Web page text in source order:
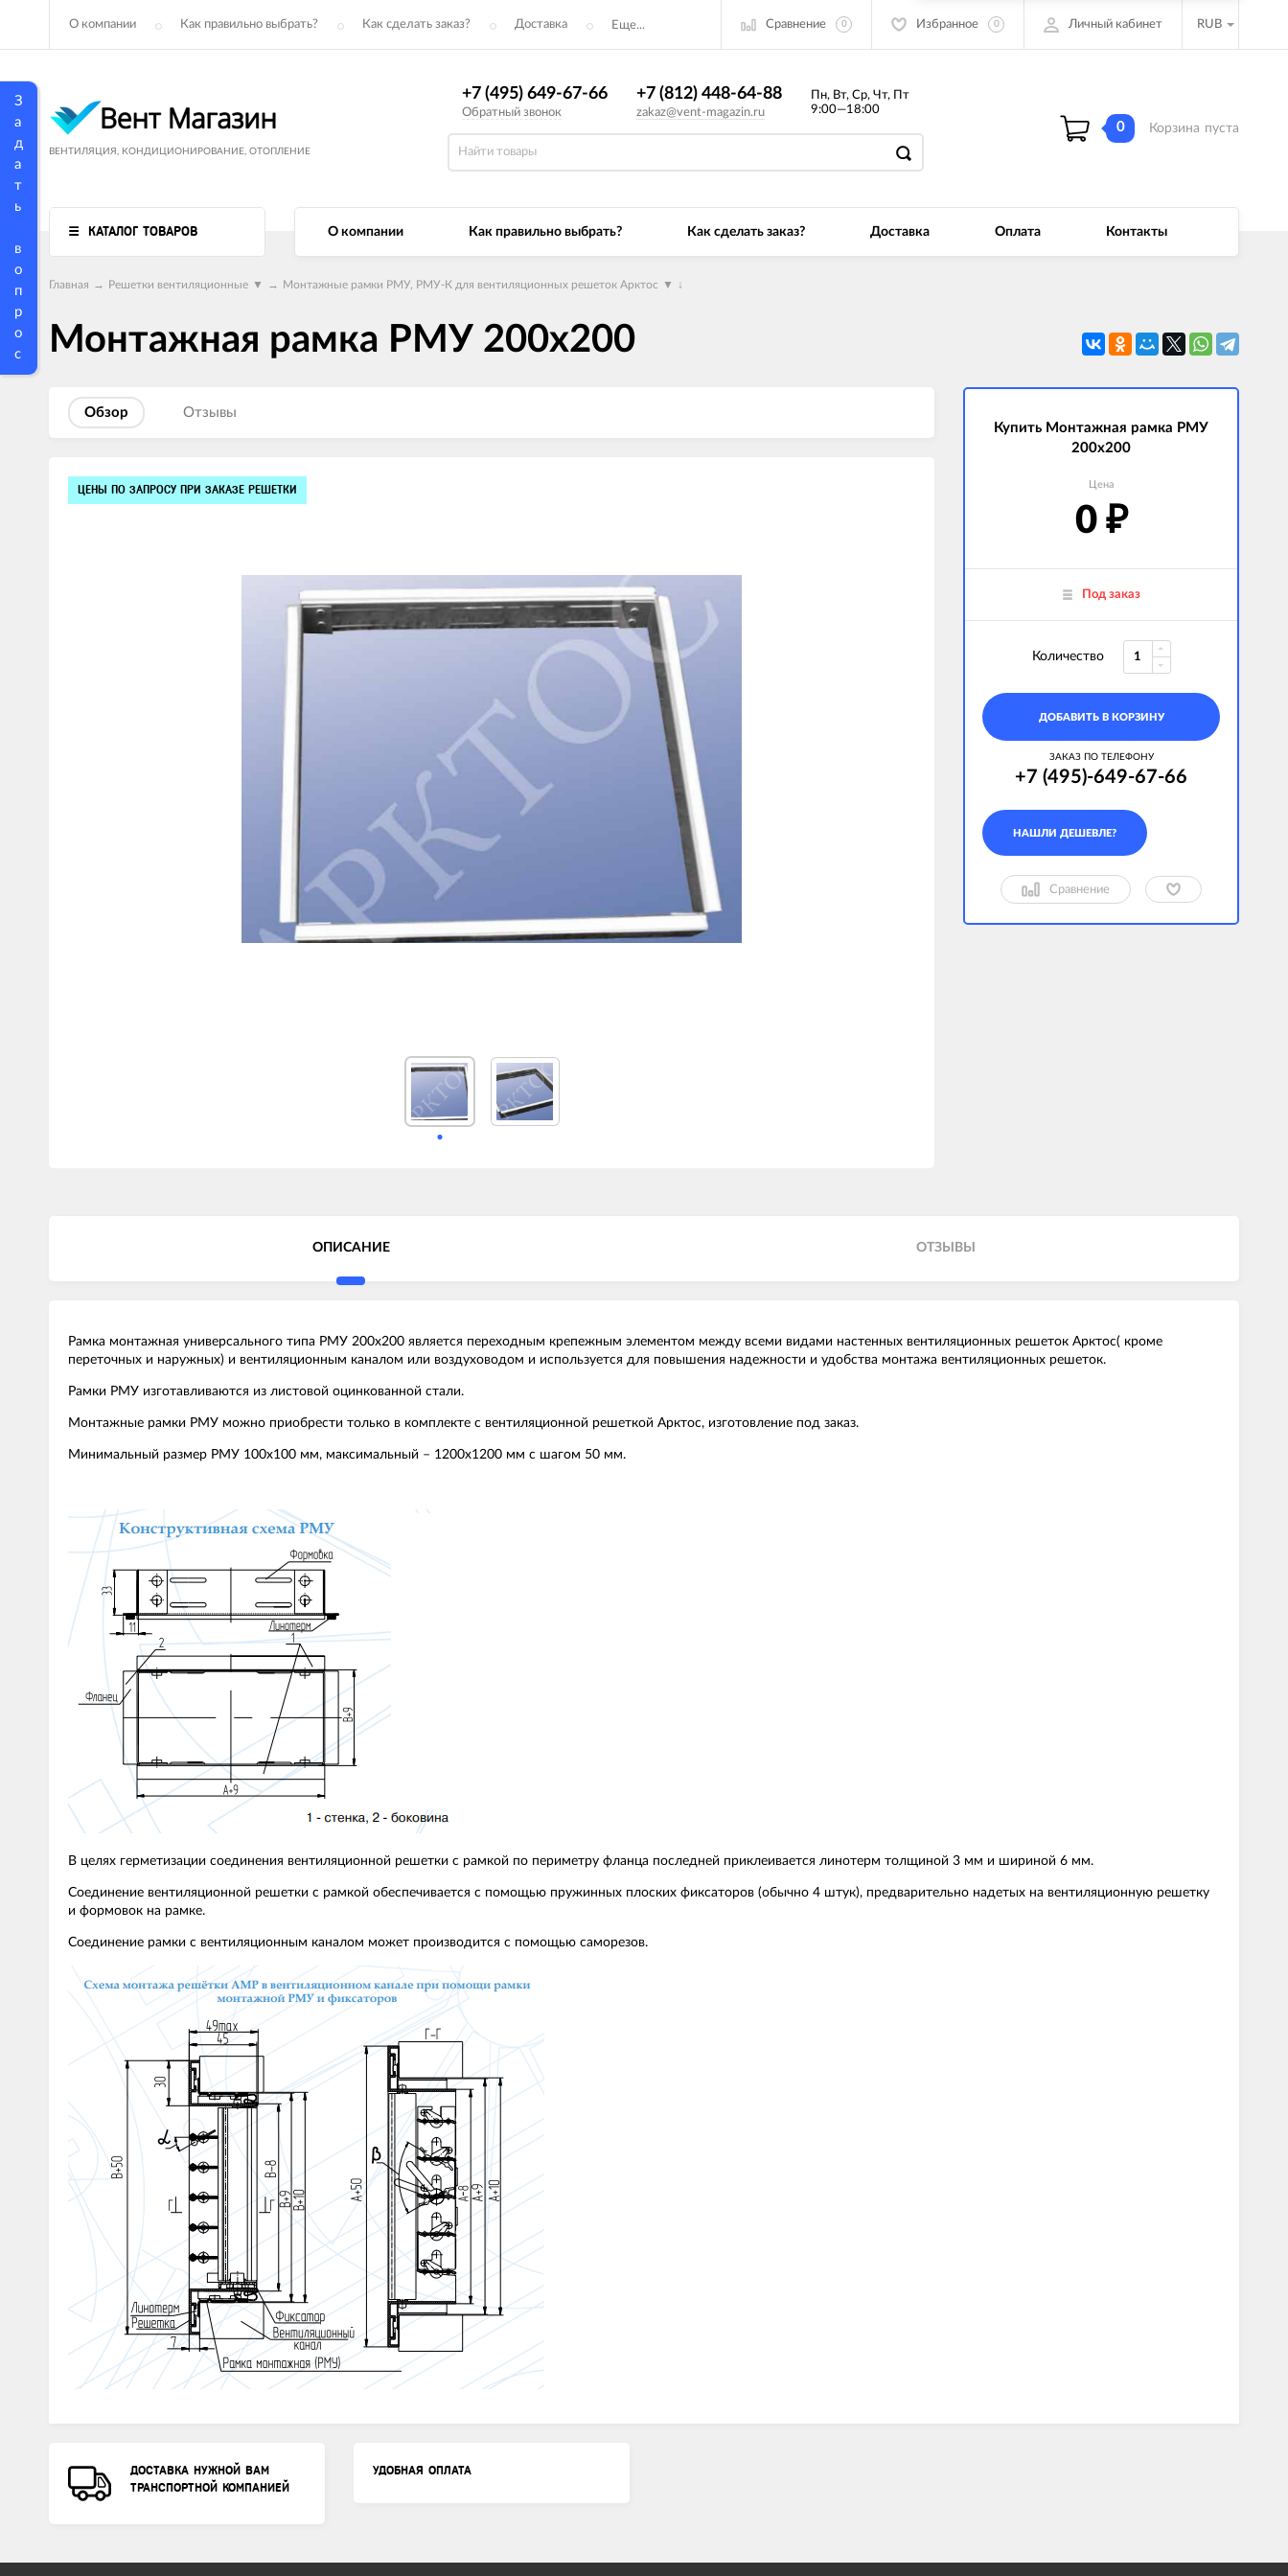
З
а
д
а
т
ь
в
о
п
р
о
с
О компании Как правильно выбрать? Как сделать заказ? Доставка Еще... Сравнение 0 Избранное 0 Личный кабинет RUB
ВЕНТИЛЯЦИЯ, КОНДИЦИОНИРОВАНИЕ, ОТОПЛЕНИЕ
+7 (495) 649-67-66
Обратный звонок
+7 (812) 448-64-88
zakaz@vent-magazin.ru
Пн, Вт, Ср, Чт, Пт
9:00—18:00
0 Корзина пуста
КАТАЛОГ ТОВАРОВ О компании Как правильно выбрать? Как сделать заказ? Доставка Оплата Контакты
Главная → Решетки вентиляционные ▼ → Монтажные рамки РМУ, РМУ-К для вентиляционных решеток Арктос ▼ ↓
Монтажная рамка РМУ 200х200
Обзор Отзывы
товаров
ЦЕНЫ ПО ЗАПРОСУ ПРИ ЗАКАЗЕ РЕШЕТКИ
Купить Монтажная рамка РМУ
200х200
Цена
0 ₽
Под заказ
Количество
ДОБАВИТЬ В КОРЗИНУ
ЗАКАЗ ПО ТЕЛЕФОНУ
+7 (495)-649-67-66
Сравнение
ОПИСАНИЕ ОТЗЫВЫ
Рамка монтажная универсального типа РМУ 200х200 является переходным крепежным элементом между всеми видами настенных вентиляционных решеток Арктос( кроме
переточных и наружных) и вентиляционным каналом или воздуховодом и используется для повышения надежности и удобства монтажа вентиляционных решеток.
Рамки РМУ изготавливаются из листовой оцинкованной стали.
Монтажные рамки РМУ можно приобрести только в комплекте с вентиляционной решеткой Арктос, изготовление под заказ.
Минимальный размер РМУ 100х100 мм, максимальный – 1200х1200 мм с шагом 50 мм.
В целях герметизации соединения вентиляционной решетки с рамкой по периметру фланца последней приклеивается линотерм толщиной 3 мм и шириной 6 мм.
Соединение вентиляционной решетки с рамкой обеспечивается с помощью пружинных плоских фиксаторов (обычно 4 штук), предварительно надетых на вентиляционную решетку
и формовок на рамке.
Соединение рамки с вентиляционным каналом может производится с помощью саморезов.
ДОСТАВКА НУЖНОЙ ВАМ
ТРАНСПОРТНОЙ КОМПАНИЕЙ
УДОБНАЯ ОПЛАТА